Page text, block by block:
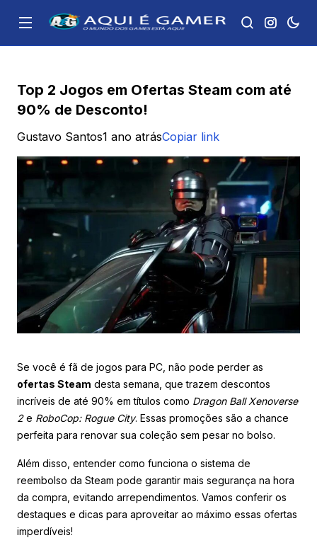
Top 2 Jogos em Ofertas Steam com até
90% de Desconto!
Gustavo Santos1 ano atrásCopiar link
Se você é fã de jogos para PC, não pode perder as
ofertas Steam desta semana, que trazem descontos
incríveis de até 90% em títulos como Dragon Ball Xenoverse
2e RoboCop: Rogue City. Essas promoções são a chance
perfeita para renovar sua coleção sem pesar no bolso.
Além disso, entender como funciona o sistema de
reembolso da Steam pode garantir mais segurança na hora
da compra, evitando arrependimentos. Vamos conferir os
destaques e dicas para aproveitar ao máximo essas ofertas
imperdíveis!